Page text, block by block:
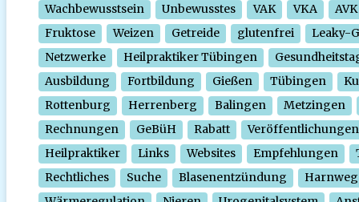
Wachbewusstsein
Unbewusstes VAK VKA
AVK
Fruktose
Weizen Getreide glutenfrei
Leaky-
Netzwerke
Heilpraktiker Tübingen
Ausbildung
Fortbildung Gießen Tübingen
Rottenburg
Herrenberg Balingen
Metzingen
Rechnungen
GeBüH Rabatt
Veröffentlichungen
Heilpraktiker
Links Websites Empfehlungen
Rechtliches
Suche Blasenentzündung